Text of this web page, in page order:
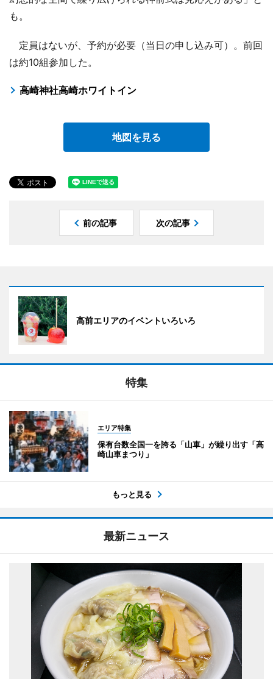
も。
定員はないが、予約が必要（当日の申し込み可）。前回
は約10組参加した。
高崎神社高崎ホワイトイン
地図を見る
前の記事 次の記事
高前エリアのイベントいろいろ
特集
エリア特集
保有台数全国一を誇る「山車」が繰り出す「高
崎山車まつり」
もっと見る
最新ニュース